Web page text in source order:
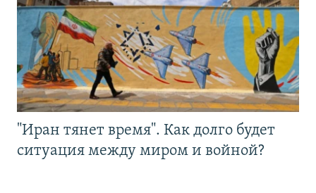
"Иран тянет время". Как долго будет
ситуация между миром и войной?